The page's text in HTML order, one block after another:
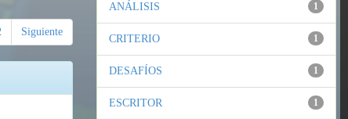
Siguiente
1
ANÁLISIS
1
CRITERIO
1
DESAFÍOS
1
ESCRITOR